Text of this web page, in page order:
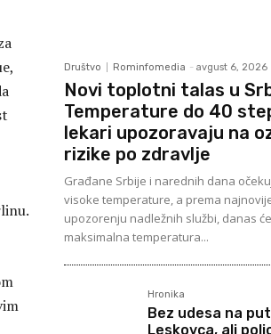
Društvo Rominfomedia - avgust 6, 2026
Novi toplotni talas u
Temperature do 40
lekari upozoravaju na
rizike po zdravlje
Građane Srbije i narednih dana
visoke temperature, a prema
upozorenju nadležnih službi, danas će
maksimalna temperatura...
Hronika
Bez udesa na
Leskovca, ali